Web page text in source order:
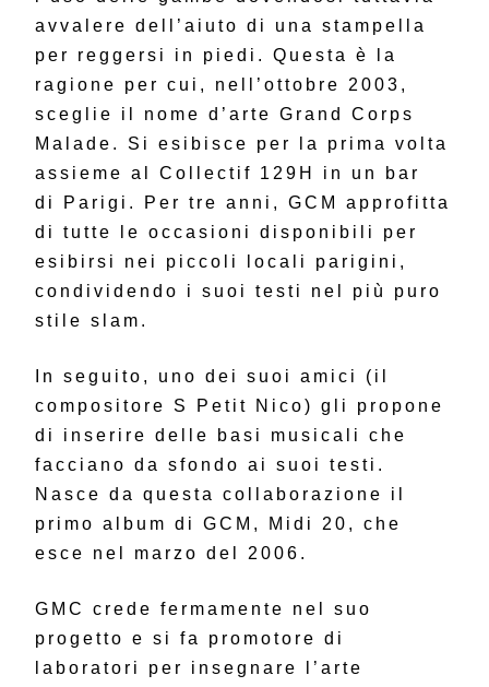
avvalere dell’aiuto di una stampella
per reggersi in piedi. Questa è la
ragione per cui, nell’ottobre 2003,
sceglie il nome d’arte Grand Corps
Malade. Si esibisce per la prima volta
assieme al Collectif 129H in un bar
di Parigi. Per tre anni, GCM approfitta
di tutte le occasioni disponibili per
esibirsi nei piccoli locali parigini,
condividendo i suoi testi nel più puro
stile slam.
In seguito, uno dei suoi amici (il
compositore S Petit Nico) gli propone
di inserire delle basi musicali che
facciano da sfondo ai suoi testi.
Nasce da questa collaborazione il
primo album di GCM, Midi 20, che
esce nel marzo del 2006.
GMC crede fermamente nel suo
progetto e si fa promotore di
laboratori per insegnare l’arte